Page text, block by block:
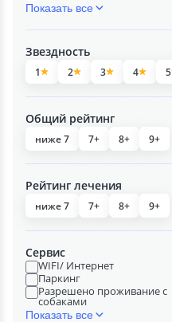
Показать все
Звездность
1 2 3 4 5
Общий рейтинг
ниже 7 7+ 8+ 9+
Рейтинг лечения
ниже 7 7+ 8+ 9+
Сервис
WIFI/ Интернет
Паркинг
Разрешено проживание с
собаками
Показать все